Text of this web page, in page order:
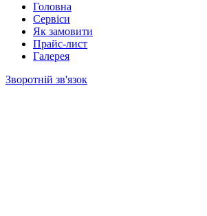
Головна
Сервіси
Як замовити
Прайс-лист
Галерея
Зворотній зв'язок